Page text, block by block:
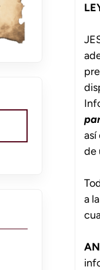
así
de
a